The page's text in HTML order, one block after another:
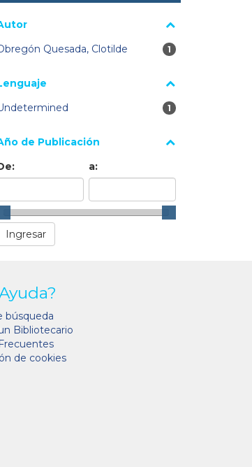
Quesada, Clotilde
1 resultados
1
1 resultados
1
de Publicación
a:
búsqueda
Bibliotecario
de cookies